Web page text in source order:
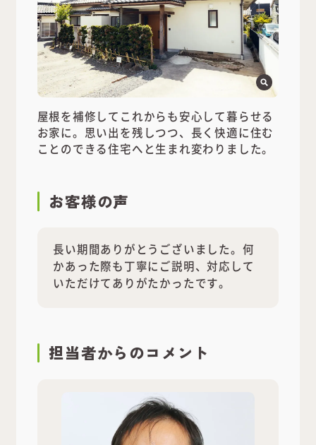
屋根を補修してこれからも安心して暮らせる
お家に。思い出を残しつつ、長く快適に住む
ことのできる住宅へと生まれ変わりました。
お客様の声
長い期間ありがとうございました。何
かあった際も丁寧にご説明、対応して
いただけてありがたかったです。
担当者からのコメント